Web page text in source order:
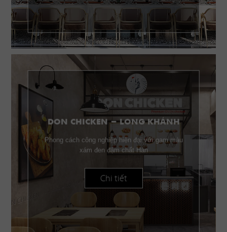
DON CHICKEN - LONG KHÁNH
Phong cách công nghiệp hiện đại với gam màu
xám đen đậm chất Hàn
Chi tiết